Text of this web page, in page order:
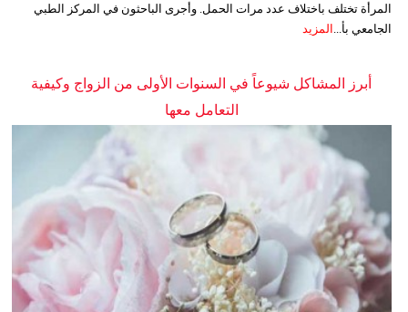
المرأة تختلف باختلاف عدد مرات الحمل. وأجرى الباحثون في المركز الطبي
الجامعي بأ... المزيد
أبرز المشاكل شيوعاً في السنوات الأولى من الزواج وكيفية
التعامل معها